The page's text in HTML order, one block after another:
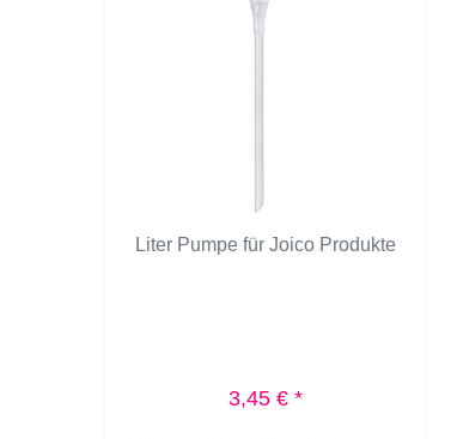
Liter Pumpe für Joico Produkte
3,45 € *